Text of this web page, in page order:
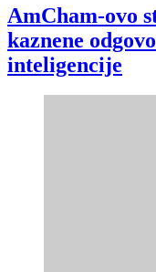
AmCham-ovo
kaznene
inteligencije